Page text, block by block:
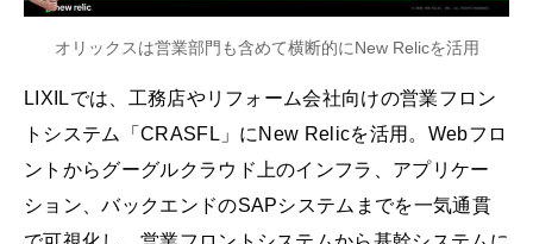
オリックスは営業部門も含めて横断的にNew Relicを活用
LIXILでは、工務店やリフォーム会社向けの営業フロン
トシステム「CRASFL」にNew Relicを活用。Webフロ
ントからグーグルクラウド上のインフラ、アプリケー
ション、バックエンドのSAPシステムまでを一気通貫